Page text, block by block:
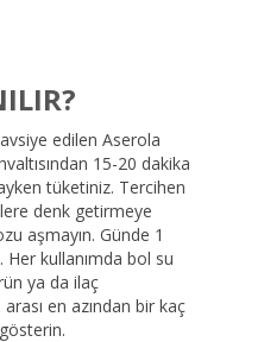
edilen Aserola
15-20 dakika
tüketiniz. Tercihen
denk getirmeye
aşmayın. Günde 1
kullanımda bol su
ya da ilaç
en azından bir kaç